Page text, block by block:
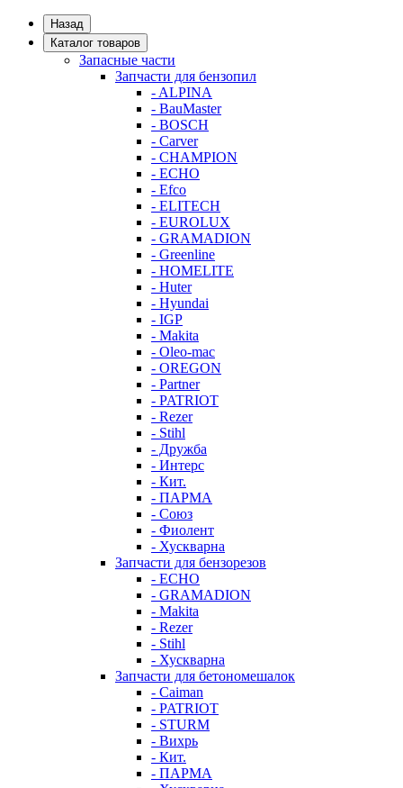
Назад
Каталог товаров
Запасные части
Запчасти для бензопил
- ALPINA
- BauMaster
- BOSCH
- Carver
- CHAMPION
- ECHO
- Efco
- ELITECH
- EUROLUX
- GRAMADION
- Greenline
- HOMELITE
- Huter
- Hyundai
- IGP
- Makita
- Oleo-mac
- OREGON
- Partner
- PATRIOT
- Rezer
- Stihl
- Дружба
- Интерс
- Кит.
- ПАРМА
- Союз
- Фиолент
- Хускварна
Запчасти для бензорезов
- ECHO
- GRAMADION
- Makita
- Rezer
- Stihl
- Хускварна
Запчасти для бетономешалок
- Caiman
- PATRIOT
- STURM
- Вихрь
- Кит.
- ПАРМА